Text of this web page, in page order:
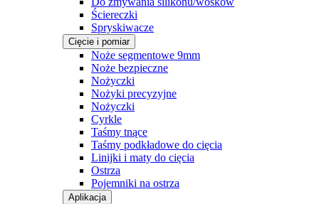
Ściereczki
Spryskiwacze
Cięcie i pomiar
Noże segmentowe 9mm
Noże bezpieczne
Nożyczki
Nożyki precyzyjne
Nożyczki
Cyrkle
Taśmy tnące
Taśmy podkładowe do cięcia
Linijki i maty do cięcia
Ostrza
Pojemniki na ostrza
Aplikacja